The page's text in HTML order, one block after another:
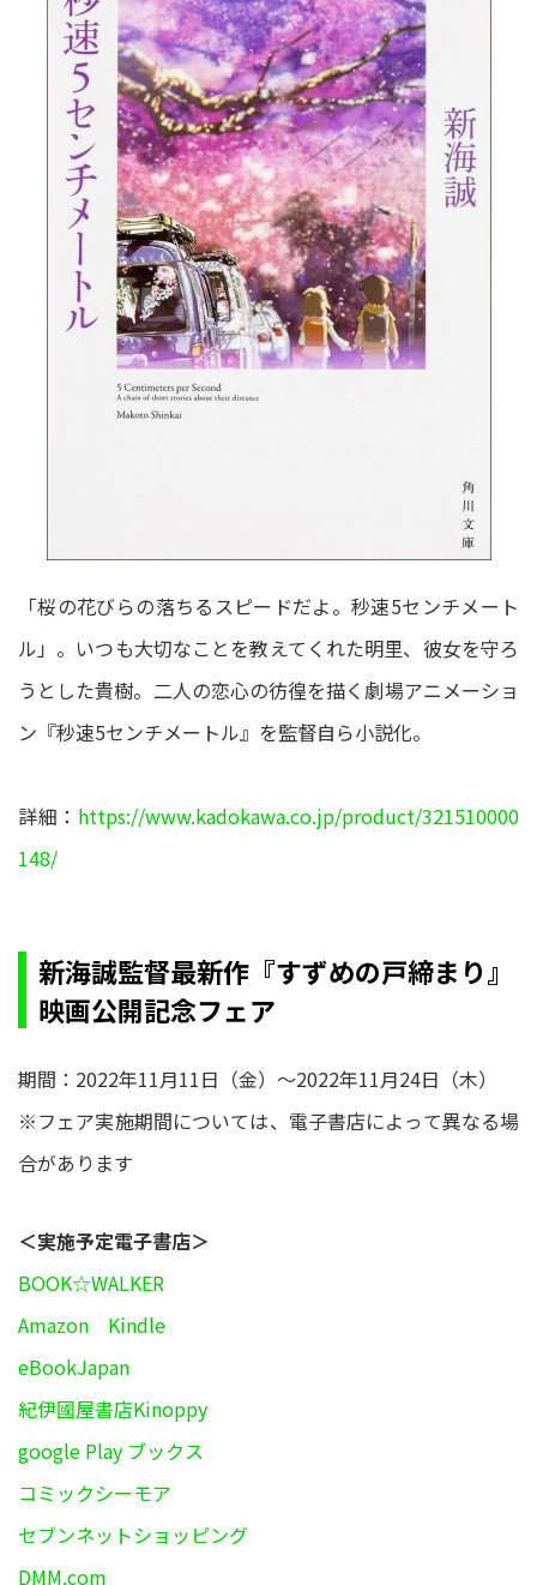
「桜の花びらの落ちるスピードだよ。秒速5センチメート
ル」。いつも大切なことを教えてくれた明里、彼女を守ろ
うとした貴樹。二人の恋心の彷徨を描く劇場アニメーショ
ン『秒速5センチメートル』を監督自ら小説化。
詳細： https://www.kadokawa.co.jp/product/321510000
148/
新海誠監督最新作『すずめの戸締まり』
映画公開記念フェア
期間：2022年11月11日（金）～2022年11月24日（木）
※フェア実施期間については、電子書店によって異なる場
合があります
＜実施予定電子書店＞
BOOK☆WALKER
Amazon Kindle
eBookJapan
紀伊國屋書店Kinoppy
google Play ブックス
コミックシーモア
セブンネットショッピング
DMM.com